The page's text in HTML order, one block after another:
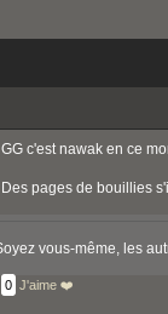
GG c'est nawak en ce
Des pages de bouillies
vous-même, les
0 J'aime ❤️